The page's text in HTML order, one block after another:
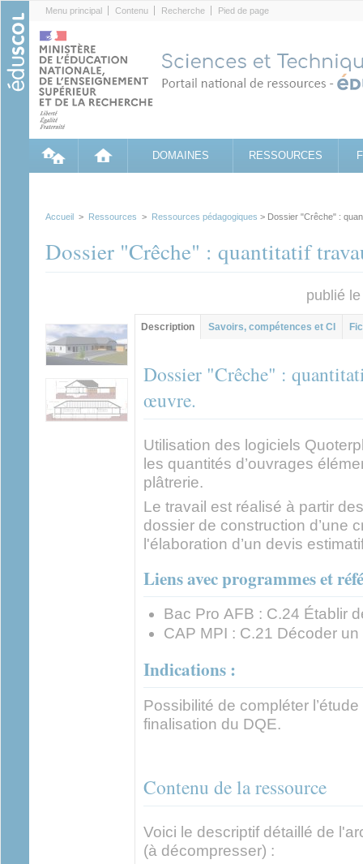
Menu principal Contenu Recherche Pied de page
DOMAINES RESSOURCES
Accueil > Ressources > Ressources pédagogiques > Dossier "Crêche" :
Dossier "Crêche" : quantitatif
publié
Contenu principal
Description (onglet
actif)
Savoirs, compétences et CI
Dossier "Crêche" :
œuvre.
Utilisation des logiciels
les quantités d’ouvrages
plâtrerie.
Le travail est réalisé à partir
dossier de construction d’une
l'élaboration d’un devis
Liens avec programmes et
Bac Pro AFB : C.24 Établir
CAP MPI : C.21 Décoder
Indications :
Possibilité de compléter
finalisation du DQE.
Contenu de la ressource
Voici le descriptif détaillé de
(à décompresser) :